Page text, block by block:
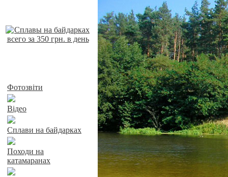
Фотозвіти
Відео
Сплави на байдарках
Походи на
катамаранах